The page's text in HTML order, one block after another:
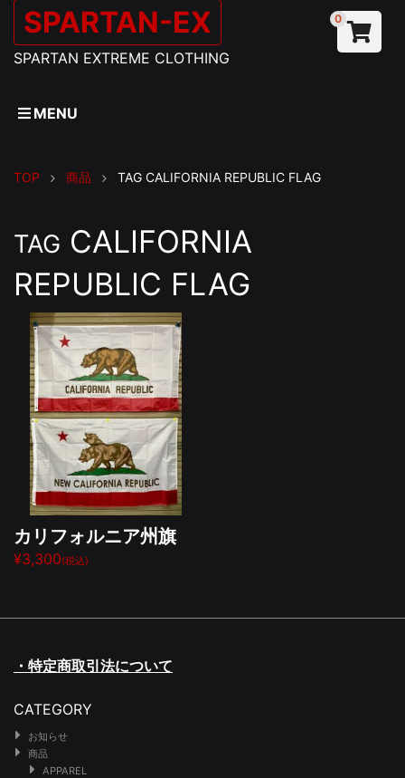
SPARTAN-EX
SPARTAN EXTREME CLOTHING
0
MENU
TOP 商品 TAG CALIFORNIA REPUBLIC FLAG
TAG CALIFORNIA
REPUBLIC FLAG
カリフォルニア州旗
¥3,300(税込)
・特定商取引法について
CATEGORY
お知らせ
商品
APPAREL